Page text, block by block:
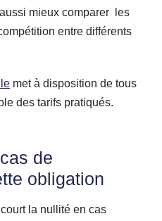
mieux comparer les
entre différents
met à disposition de tous
des tarifs pratiqués.
de
obligation
la nullité en cas